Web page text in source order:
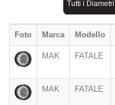
Tutti i Diametri
Foto Marca Modello
MAK FATALE
MAK FATALE